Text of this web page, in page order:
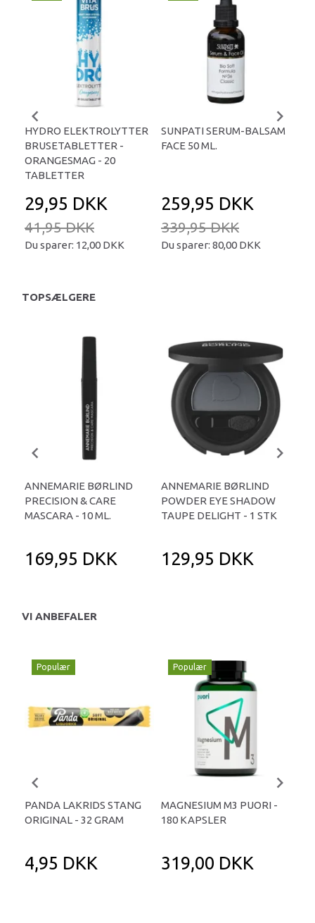
HYDRO ELEKTROLYTTER
BRUSETABLETTER -
ORANGESMAG - 20
TABLETTER
29,95 DKK
41,95 DKK
Du sparer: 12,00 DKK
SUNPATI SERUM-BALSAM
FACE 50 ML.
259,95 DKK
339,95 DKK
Du sparer: 80,00 DKK
TOPSÆLGERE
ANNEMARIE BØRLIND
PRECISION & CARE
MASCARA - 10 ML.
169,95 DKK
ANNEMARIE BØRLIND
POWDER EYE SHADOW
TAUPE DELIGHT - 1 STK
129,95 DKK
VI ANBEFALER
Populær
PANDA LAKRIDS STANG
ORIGINAL - 32 GRAM
4,95 DKK
Populær
MAGNESIUM M3 PUORI -
180 KAPSLER
319,00 DKK